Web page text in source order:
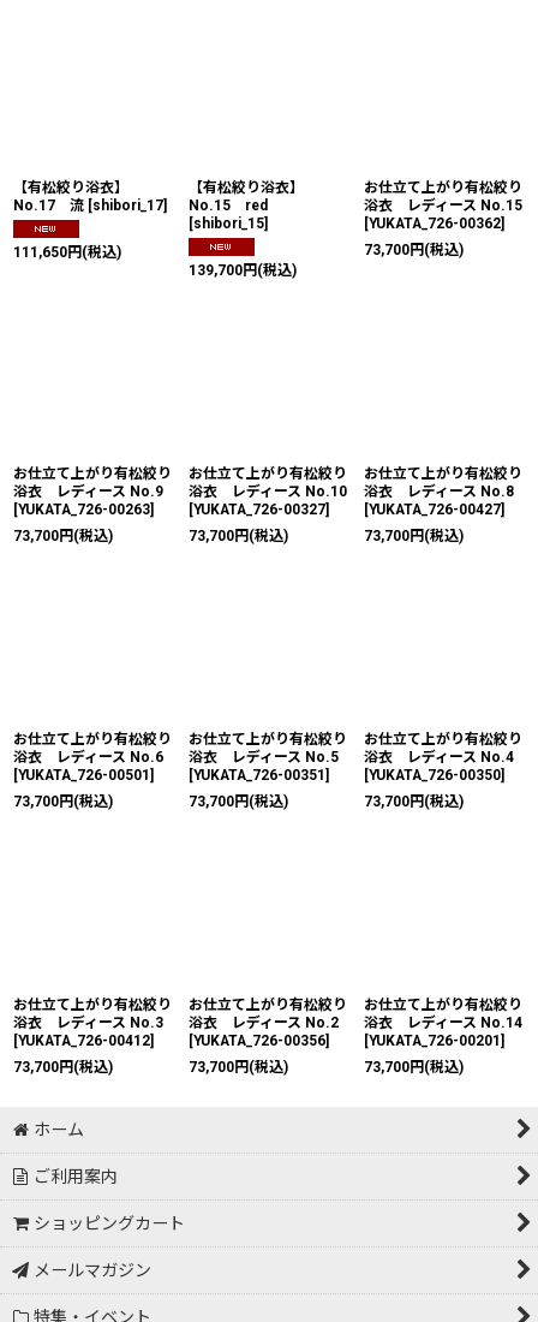
【有松絞り浴衣】
No.17 流 [shibori_17]
111,650円 (税込)
【有松絞り浴衣】
No.15 red
[shibori_15]
139,700円 (税込)
お仕立て上がり有松絞り
浴衣 レディース No.15
[YUKATA_726-00362]
73,700円 (税込)
お仕立て上がり有松絞り
浴衣 レディース No.9
[YUKATA_726-00263]
73,700円 (税込)
お仕立て上がり有松絞り
浴衣 レディース No.10
[YUKATA_726-00327]
73,700円 (税込)
お仕立て上がり有松絞り
浴衣 レディース No.8
[YUKATA_726-00427]
73,700円 (税込)
お仕立て上がり有松絞り
浴衣 レディース No.6
[YUKATA_726-00501]
73,700円 (税込)
お仕立て上がり有松絞り
浴衣 レディース No.5
[YUKATA_726-00351]
73,700円 (税込)
お仕立て上がり有松絞り
浴衣 レディース No.4
[YUKATA_726-00350]
73,700円 (税込)
お仕立て上がり有松絞り
浴衣 レディース No.3
[YUKATA_726-00412]
73,700円 (税込)
お仕立て上がり有松絞り
浴衣 レディース No.2
[YUKATA_726-00356]
73,700円 (税込)
お仕立て上がり有松絞り
浴衣 レディース No.14
[YUKATA_726-00201]
73,700円 (税込)
ホーム
ご利用案内
ショッピングカート
メールマガジン
特集・イベント